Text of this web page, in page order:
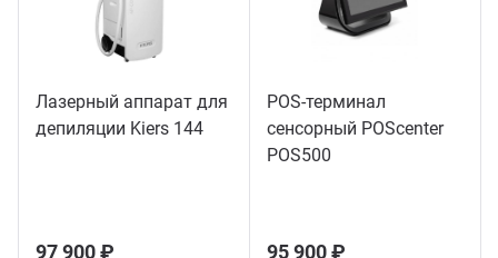
Лазерный аппарат для
депиляции Kiers 144
97 900 ₽
POS-терминал
сенсорный POScenter
POS500
95 900 ₽